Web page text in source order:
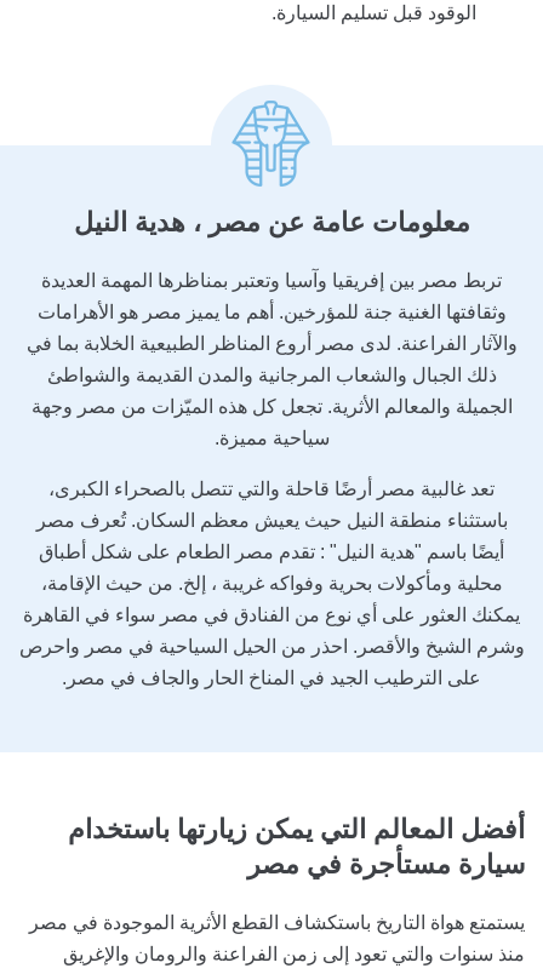
الوقود قبل تسليم السيارة.
معلومات عامة عن مصر ، هدية النيل
تربط مصر بين إفريقيا وآسيا وتعتبر بمناظرها المهمة العديدة
وثقافتها الغنية جنة للمؤرخين. أهم ما يميز مصر هو الأهرامات
والآثار الفراعنة. لدى مصر أروع المناظر الطبيعية الخلابة بما في
ذلك الجبال والشعاب المرجانية والمدن القديمة والشواطئ
الجميلة والمعالم الأثرية. تجعل كل هذه الميّزات من مصر وجهة
سياحية مميزة.
تعد غالبية مصر أرضًا قاحلة والتي تتصل بالصحراء الكبرى،
باستثناء منطقة النيل حيث يعيش معظم السكان. تُعرف مصر
أيضًا باسم "هدية النيل" : تقدم مصر الطعام على شكل أطباق
محلية ومأكولات بحرية وفواكه غريبة ، إلخ. من حيث الإقامة،
يمكنك العثور على أي نوع من الفنادق في مصر سواء في القاهرة
وشرم الشيخ والأقصر. احذر من الحيل السياحية في مصر واحرص
على الترطيب الجيد في المناخ الحار والجاف في مصر.
أفضل المعالم التي يمكن زيارتها باستخدام
سيارة مستأجرة في مصر
يستمتع هواة التاريخ باستكشاف القطع الأثرية الموجودة في مصر
منذ سنوات والتي تعود إلى زمن الفراعنة والرومان والإغريق